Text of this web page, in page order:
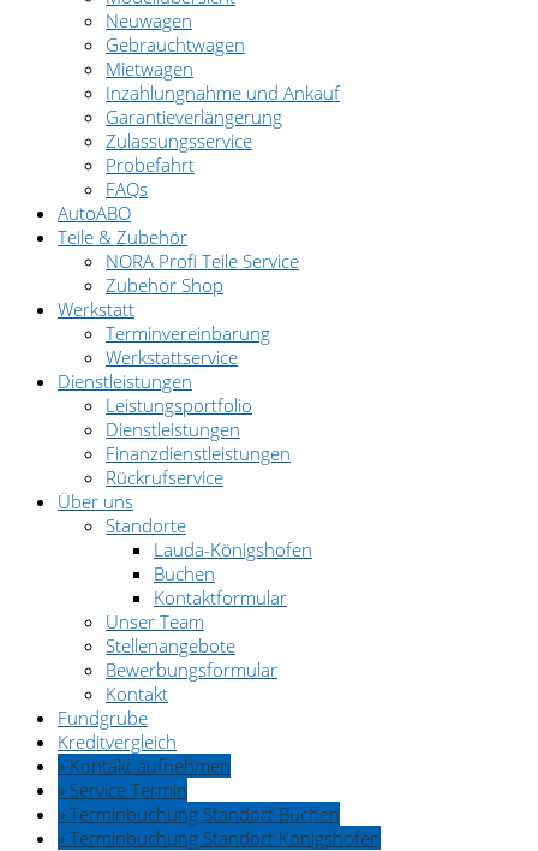
Neuwagen
Gebrauchtwagen
Mietwagen
Inzahlungnahme und Ankauf
Garantieverlängerung
Zulassungsservice
Probefahrt
FAQs
AutoABO
Teile & Zubehör
NORA Profi Teile Service
Zubehör Shop
Werkstatt
Terminvereinbarung
Werkstattservice
Dienstleistungen
Leistungsportfolio
Dienstleistungen
Finanzdienstleistungen
Rückrufservice
Über uns
Standorte
Lauda-Königshofen
Buchen
Kontaktformular
Unser Team
Stellenangebote
Bewerbungsformular
Kontakt
Fundgrube
Kreditvergleich
» Kontakt aufnehmen
» Service Termin
» Terminbuchung Standort Buchen
» Terminbuchung Standort Königshofen